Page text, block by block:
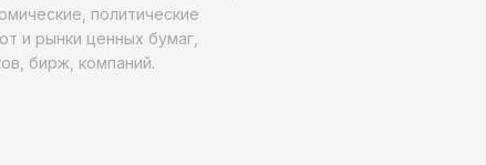
политические
и рынки ценных бумаг,
бирж, компаний.